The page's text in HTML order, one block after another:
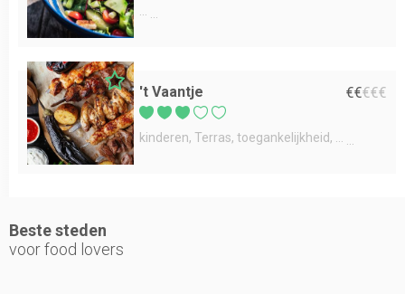
't Vaantje €€€€€
kinderen Terras toegankelijkheid
Beste steden
voor food lovers